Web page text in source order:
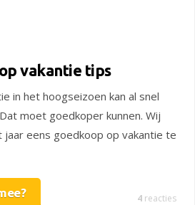
vakantie tips
in het hoogseizoen kan al snel
moet goedkoper kunnen. Wij
eens goedkoop op vakantie te
4 reacties